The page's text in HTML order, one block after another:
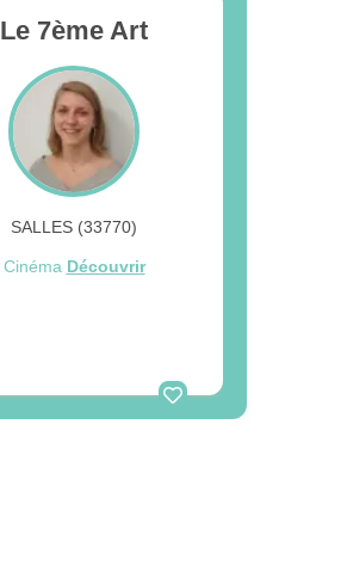
Le 7ème Art
SALLES (33770)
Cinéma Découvrir